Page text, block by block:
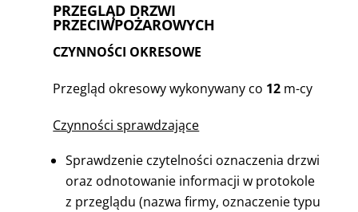
PRZEGLĄD DRZWI
PRZECIWPOŻAROWYCH
CZYNNOŚCI OKRESOWE
Przegląd okresowy wykonywany co 12 m-cy
Czynności sprawdzające
Sprawdzenie czytelności oznaczenia drzwi
oraz odnotowanie informacji w protokole
z przeglądu (nazwa firmy, oznaczenie typu